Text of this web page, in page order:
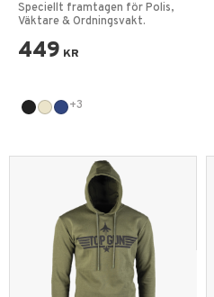
Speciellt framtagen för Polis,
Väktare & Ordningsvakt.
449 KR
+3